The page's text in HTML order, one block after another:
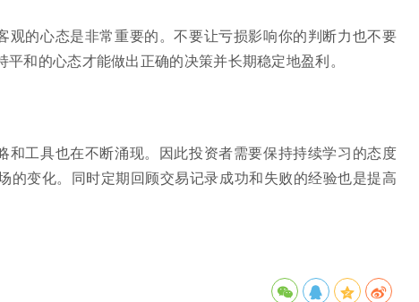
观的心态是非常重要的。不要让亏损影响你的判断力也不要
和的心态才能做出正确的决策并长期稳定地盈利。
和工具也在不断涌现。因此投资者需要保持持续学习的态度
的变化。同时定期回顾交易记录成功和失败的经验也是提高